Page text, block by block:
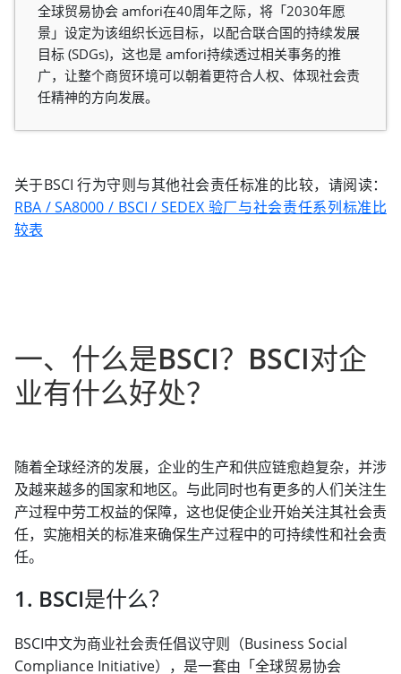
全球贸易协会 amfori在40周年之际，将「2030年愿
景」设定为该组织长远目标，以配合联合国的持续发展
目标 (SDGs)，这也是 amfori持续透过相关事务的推
广，让整个商贸环境可以朝着更符合人权、体现社会责
任精神的方向发展。
关于BSCI 行为守则与其他社会责任标准的比较，请阅读：
RBA / SA8000 / BSCI / SEDEX 验厂与社会责任系列标准比
较表
一、什么是BSCI？BSCI对企
业有什么好处？
随着全球经济的发展，企业的生产和供应链愈趋复杂，并涉
及越来越多的国家和地区。与此同时也有更多的人们关注生
产过程中劳工权益的保障，这也促使企业开始关注其社会责
任，实施相关的标准来确保生产过程中的可持续性和社会责
任。
1. BSCI是什么？
BSCI中文为商业社会责任倡议守则（Business Social
Compliance Initiative），是一套由「全球贸易协会